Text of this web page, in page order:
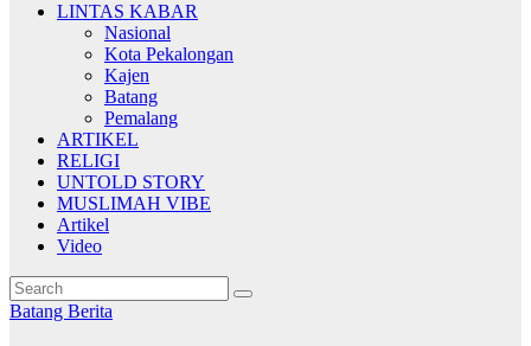
LINTAS KABAR
Nasional
Kota Pekalongan
Kajen
Batang
Pemalang
ARTIKEL
RELIGI
UNTOLD STORY
MUSLIMAH VIBE
Artikel
Video
Batang Berita